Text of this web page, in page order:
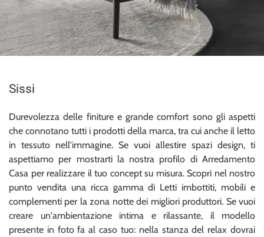
Sissi
Durevolezza delle finiture e grande comfort sono gli aspetti
che connotano tutti i prodotti della marca, tra cui anche il letto
in tessuto nell'immagine. Se vuoi allestire spazi design, ti
aspettiamo per mostrarti la nostra profilo di Arredamento
Casa per realizzare il tuo concept su misura. Scopri nel nostro
punto vendita una ricca gamma di Letti imbottiti, mobili e
complementi per la zona notte dei migliori produttori. Se vuoi
creare un'ambientazione intima e rilassante, il modello
presente in foto fa al caso tuo: nella stanza del relax dovrai